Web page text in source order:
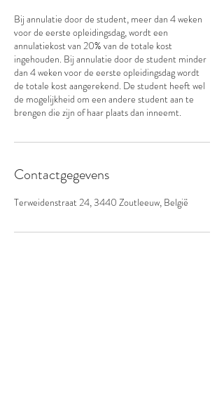
Bij annulatie door de student, meer dan 4 weken
voor de eerste opleidingsdag, wordt een
annulatiekost van 20% van de totale kost
ingehouden. Bij annulatie door de student minder
dan 4 weken voor de eerste opleidingsdag wordt
de totale kost aangerekend. De student heeft wel
de mogelijkheid om een andere student aan te
brengen die zijn of haar plaats dan inneemt.
Contactgegevens
Terweidenstraat 24, 3440 Zoutleeuw, België